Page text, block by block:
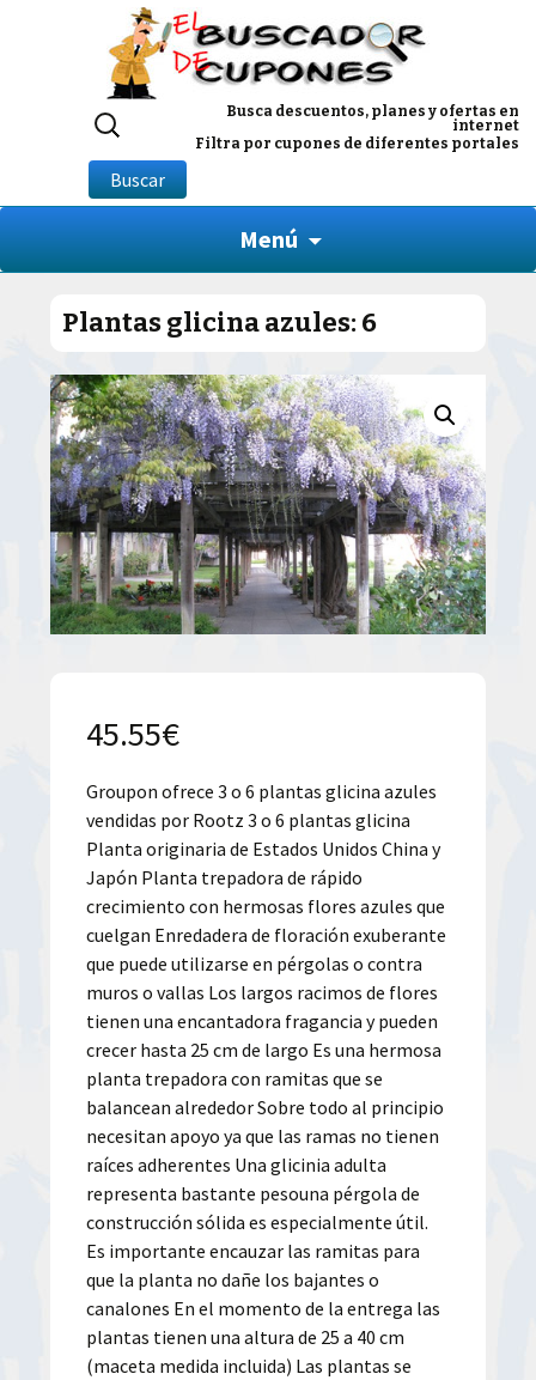
Busca descuentos, planes y ofertas en
internet
Filtra por cupones de diferentes portales
Buscar
por:
Buscar
Menú
Plantas glicina azules: 6
45.55€
Groupon ofrece 3 o 6 plantas glicina azules
vendidas por Rootz 3 o 6 plantas glicina
Planta originaria de Estados Unidos China y
Japón Planta trepadora de rápido
crecimiento con hermosas flores azules que
cuelgan Enredadera de floración exuberante
que puede utilizarse en pérgolas o contra
muros o vallas Los largos racimos de flores
tienen una encantadora fragancia y pueden
crecer hasta 25 cm de largo Es una hermosa
planta trepadora con ramitas que se
balancean alrededor Sobre todo al principio
necesitan apoyo ya que las ramas no tienen
raíces adherentes Una glicinia adulta
representa bastante pesouna pérgola de
construcción sólida es especialmente útil.
Es importante encauzar las ramitas para
que la planta no dañe los bajantes o
canalones En el momento de la entrega las
plantas tienen una altura de 25 a 40 cm
(maceta medida incluida) Las plantas se